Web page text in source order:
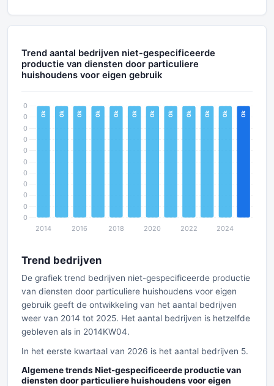
Trend aantal bedrijven niet-gespecificeerde
productie van diensten door particuliere
huishoudens voor eigen gebruik
Trend bedrijven
De grafiek trend bedrijven niet-gespecificeerde productie
van diensten door particuliere huishoudens voor eigen
gebruik geeft de ontwikkeling van het aantal bedrijven
weer van 2014 tot 2025. Het aantal bedrijven is hetzelfde
gebleven als in 2014KW04.
In het eerste kwartaal van 2026 is het aantal bedrijven 5.
Algemene trends Niet-gespecificeerde productie van
diensten door particuliere huishoudens voor eigen